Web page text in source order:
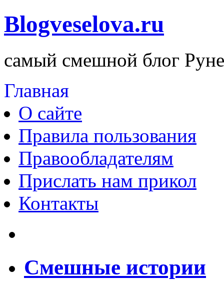
Blogveselova.ru
самый смешной блог
Главная
О сайте
Правила пользования
Правообладателям
Прислать нам прикол
Контакты
Смешные истории